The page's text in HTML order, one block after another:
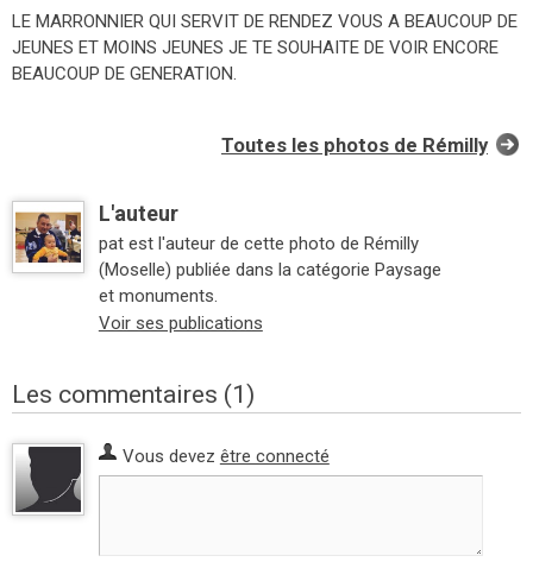
LE MARRONNIER QUI SERVIT DE RENDEZ VOUS A BEAUCOUP DE
JEUNES ET MOINS JEUNES JE TE SOUHAITE DE VOIR ENCORE
BEAUCOUP DE GENERATION.
Toutes les photos de Rémilly
L'auteur
pat est l'auteur de cette photo de Rémilly
(Moselle) publiée dans la catégorie Paysage
et monuments.
Voir ses publications
Les commentaires (1)
Vous devez être connecté